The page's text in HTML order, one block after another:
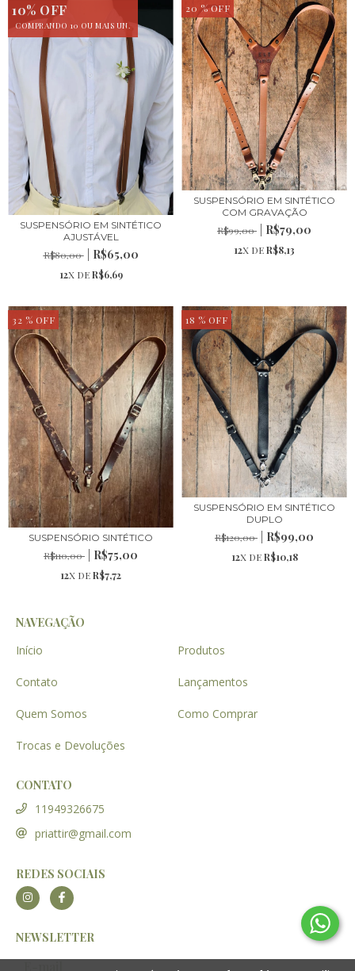
10% OFF
COMPRANDO 10 OU MAIS UN.
SUSPENSÓRIO EM SINTÉTICO
AJUSTÁVEL
R$80,00 R$65,00
12X DER$6,69
20 % OFF
SUSPENSÓRIO EM SINTÉTICO
COM GRAVAÇÃO
R$99,00 R$79,00
12X DER$8,13
32 % OFF
SUSPENSÓRIO SINTÉTICO
R$110,00 R$75,00
12X DER$7,72
18 % OFF
SUSPENSÓRIO EM SINTÉTICO
DUPLO
R$120,00 R$99,00
12X DER$10,18
NAVEGAÇÃO
Início
Produtos
Contato Lançamentos
Quem Somos Como Comprar
Trocas e Devoluções
CONTATO
11949326675
priattir@gmail.com
REDES SOCIAIS
NEWSLETTER